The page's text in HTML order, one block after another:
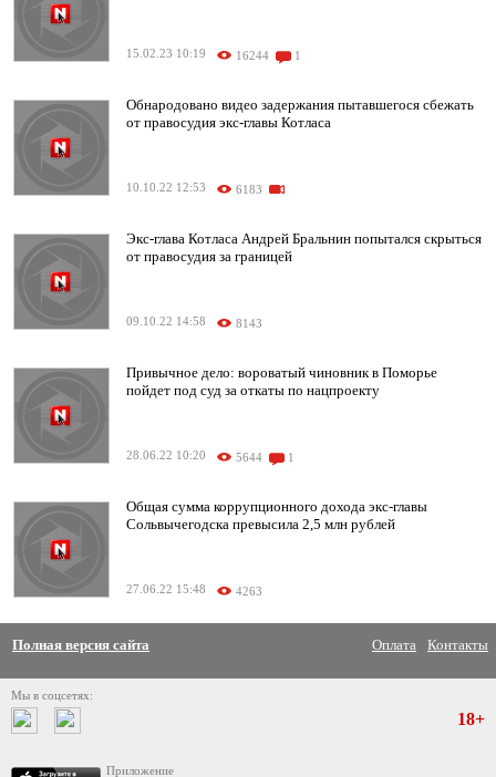
15.02.23 10:19 16244 1
Обнародовано видео задержания пытавшегося сбежать
от правосудия экс-главы Котласа
10.10.22 12:53 6183
Экс-глава Котласа Андрей Бральнин попытался скрыться
от правосудия за границей
09.10.22 14:58 8143
Привычное дело: вороватый чиновник в Поморье
пойдет под суд за откаты по нацпроекту
28.06.22 10:20 5644 1
Общая сумма коррупционного дохода экс-главы
Сольвычегодска превысила 2,5 млн рублей
27.06.22 15:48 4263
Полная версия сайта Оплата Контакты
Мы в соцсетях:
Приложение
18+